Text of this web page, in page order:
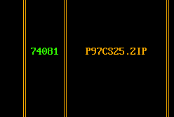
74081 P97CS25.ZIP